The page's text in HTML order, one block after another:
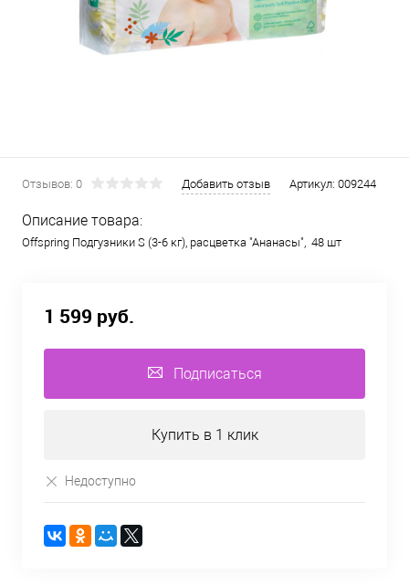
Отзывов: 0 Добавить отзыв Артикул: 009244
Описание товара:
Offspring Подгузники S (3-6 кг), расцветка "Ананасы", 48 шт
1 599 руб.
Подписаться
Купить в 1 клик
Недоступно